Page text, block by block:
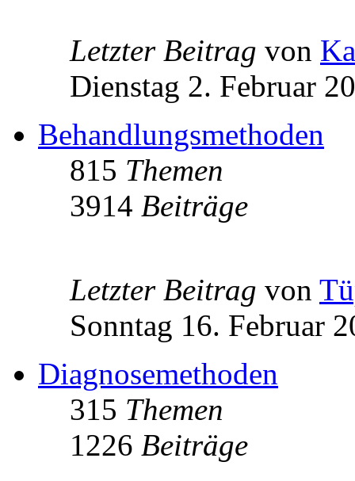
Letzter Beitrag von
Dienstag 2. Februar
Behandlungsmethoden
815 Themen
3914 Beiträge
Letzter Beitrag von
Sonntag 16. Februar
Diagnosemethoden
315 Themen
1226 Beiträge